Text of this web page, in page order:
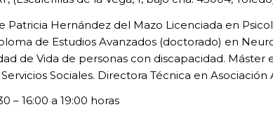
Patricia Hernández del Mazo Licenciada en
de Estudios Avanzados (doctorado) en
de Vida de personas con discapacidad. Máster
Sociales. Directora Técnica en Asociación
– 16:00 a 19:00 horas